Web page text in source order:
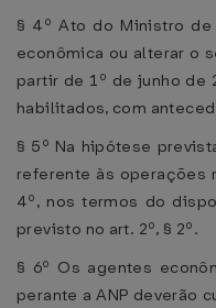
§ 4º Ato do Ministro de
econômica ou alterar o
partir de 1º de junho
habilitados, com
§ 5º Na hipótese
referente às operações
4º, nos termos do
previsto no art. 2º, § 2º.
§ 6º Os agentes
perante a ANP deverão